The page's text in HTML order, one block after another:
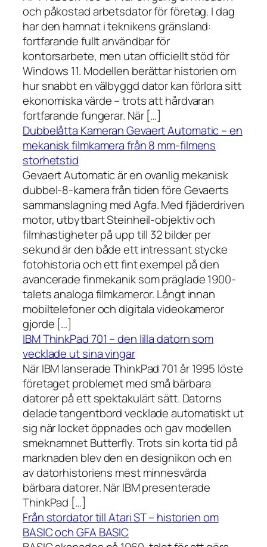
och påkostad arbetsdator för företag. I dag
har den hamnat i teknikens gränsland:
fortfarande fullt användbar för
kontorsarbete, men utan officiellt stöd för
Windows 11. Modellen berättar historien om
hur snabbt en välbyggd dator kan förlora sitt
ekonomiska värde – trots att hårdvaran
fortfarande fungerar. När […]
Dubbelåtta Kameran Gevaert Automatic – en
mekanisk filmkamera från 8 mm-filmens
storhetstid
Gevaert Automatic är en ovanlig mekanisk
dubbel-8-kamera från tiden före Gevaerts
sammanslagning med Agfa. Med fjäderdriven
motor, utbytbart Steinheil-objektiv och
filmhastigheter på upp till 32 bilder per
sekund är den både ett intressant stycke
fotohistoria och ett fint exempel på den
avancerade finmekanik som präglade 1900-
talets analoga filmkameror. Långt innan
mobiltelefoner och digitala videokameror
gjorde […]
IBM ThinkPad 701 – den lilla datorn som
vecklade ut sina vingar
När IBM lanserade ThinkPad 701 år 1995 löste
företaget problemet med små bärbara
datorer på ett spektakulärt sätt. Datorns
delade tangentbord vecklade automatiskt ut
sig när locket öppnades och gav modellen
smeknamnet Butterfly. Trots sin korta tid på
marknaden blev den en designikon och en
av datorhistoriens mest minnesvärda
bärbara datorer. När IBM presenterade
ThinkPad […]
Från stordator till Atari ST – historien om
BASIC och GFA BASIC